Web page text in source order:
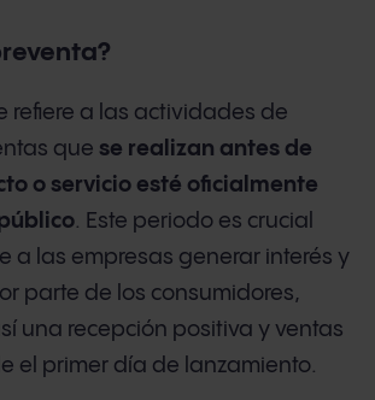
refiere a las actividades de
que se realizan antes de
o servicio esté oficialmente
. Este periodo es crucial
a las empresas generar interés y
parte de los consumidores,
una recepción positiva y ventas
el primer día de lanzamiento.